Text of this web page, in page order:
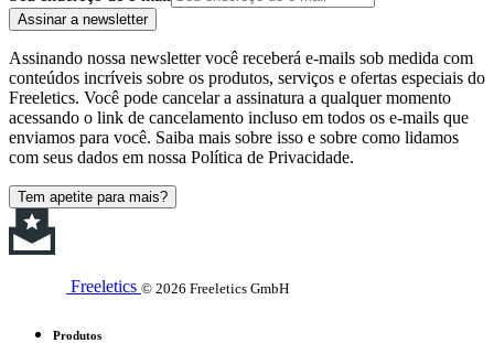
Assinar a newsletter
Assinando nossa newsletter você receberá e-mails sob medida com
conteúdos incríveis sobre os produtos, serviços e ofertas especiais do
Freeletics. Você pode cancelar a assinatura a qualquer momento
acessando o link de cancelamento incluso em todos os e-mails que
enviamos para você. Saiba mais sobre isso e sobre como lidamos
com seus dados em nossa Política de Privacidade.
Tem apetite para mais?
Freeletics © 2026 Freeletics GmbH
Produtos